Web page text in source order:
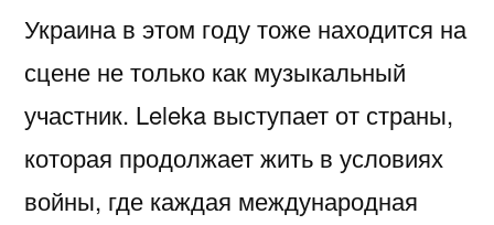
Украина в этом году тоже находится на
сцене не только как музыкальный
участник. Leleka выступает от страны,
которая продолжает жить в условиях
войны, где каждая международная